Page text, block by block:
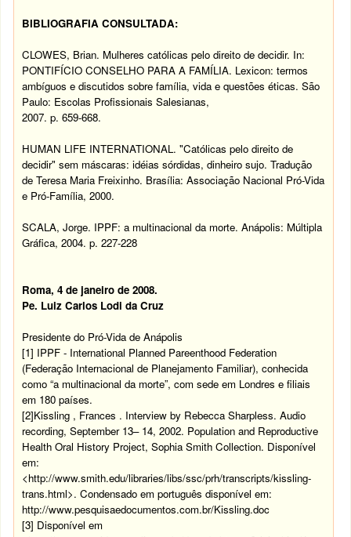
BIBLIOGRAFIA CONSULTADA:
CLOWES, Brian. Mulheres católicas pelo direito de decidir. In:
PONTIFÍCIO CONSELHO PARA A FAMÍLIA. Lexicon: termos
ambíguos e discutidos sobre família, vida e questões éticas. São
Paulo: Escolas Profissionais Salesianas,
2007. p. 659-668.
HUMAN LIFE INTERNATIONAL. "Católicas pelo direito de
decidir" sem máscaras: idéias sórdidas, dinheiro sujo. Tradução
de Teresa Maria Freixinho. Brasília: Associação Nacional Pró-Vida
e Pró-Família, 2000.
SCALA, Jorge. IPPF: a multinacional da morte. Anápolis: Múltipla
Gráfica, 2004. p. 227-228
Roma, 4 de janeiro de 2008.
Pe. Luiz Carlos Lodi da Cruz
Presidente do Pró-Vida de Anápolis
[1] IPPF - International Planned Pareenthood Federation
(Federação Internacional de Planejamento Familiar), conhecida
como “a multinacional da morte”, com sede em Londres e filiais
em 180 países.
[2]Kissling , Frances . Interview by Rebecca Sharpless. Audio
recording, September 13– 14, 2002. Population and Reproductive
Health Oral History Project, Sophia Smith Collection. Disponível
em:
<http://www.smith.edu/libraries/libs/ssc/prh/transcripts/kissling-
trans.html>. Condensado em português disponível em:
http://www.pesquisaedocumentos.com.br/Kissling.doc
[3] Disponível em